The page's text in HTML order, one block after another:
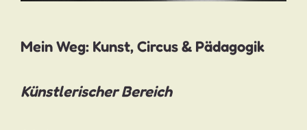
Mein Weg: Kunst, Circus & Pädagogik
Künstlerischer Bereich